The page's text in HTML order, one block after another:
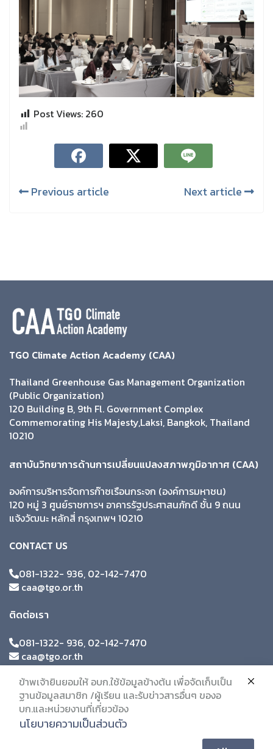
Post Views: 260
Previous article Next article
TGO Climate Action Academy (CAA)
Thailand Greenhouse Gas Management Organization
(Public Organization)
120 Building B, 9th Fl. Government Complex
Commemorating His Majesty,Laksi, Bangkok, Thailand
10210
สถาบันวิทยาการด้านการเปลี่ยนแปลงสภาพภูมิอากาศ (CAA)
องค์การบริหารจัดการก๊าซเรือนกระจก (องค์การมหาชน)
120 หมู่ 3 ศูนย์ราชการฯ อาคารรัฐประศาสนภักดี ชั้น 9 ถนน
แจ้งวัฒนะ หลักสี่ กรุงเทพฯ 10210
CONTACT US
081-1322- 936, 02-142-7470
caa@tgo.or.th
ติดต่อเรา
081-1322- 936, 02-142-7470
caa@tgo.or.th
ข้าพเจ้ายินยอมให้ อบก.ใช้ข้อมูลข้างต้น เพื่อจัดเก็บเป็น
ฐานข้อมูลสมาชิก /ผู้เรียน และรับข่าวสารอื่นๆ ของอ
บก.และหน่วยงานที่เกี่ยวข้อง
นโยบายความเป็นส่วนตัว